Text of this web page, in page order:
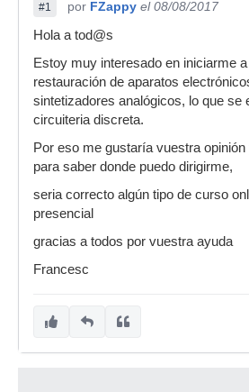
#1 por FZappy el 08/08/2017
Hola a tod@s
Estoy muy interesado en iniciarme
restauración de aparatos
sintetizadores analógicos, lo que se
circuiteria discreta.
Por eso me gustaría vuestra
para saber donde puedo dirigirme,
seria correcto algún tipo de curso
presencial
gracias a todos por vuestra ayuda
Francesc